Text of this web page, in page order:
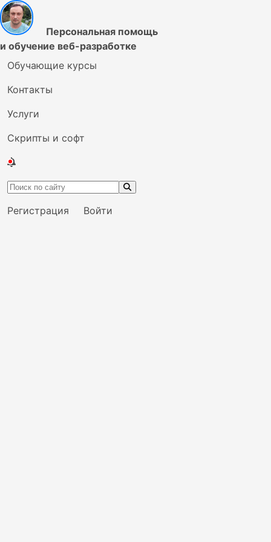
Персональная помощь
и обучение веб-разработке
Обучающие курсы
Контакты
Услуги
Скрипты и софт
Регистрация Войти